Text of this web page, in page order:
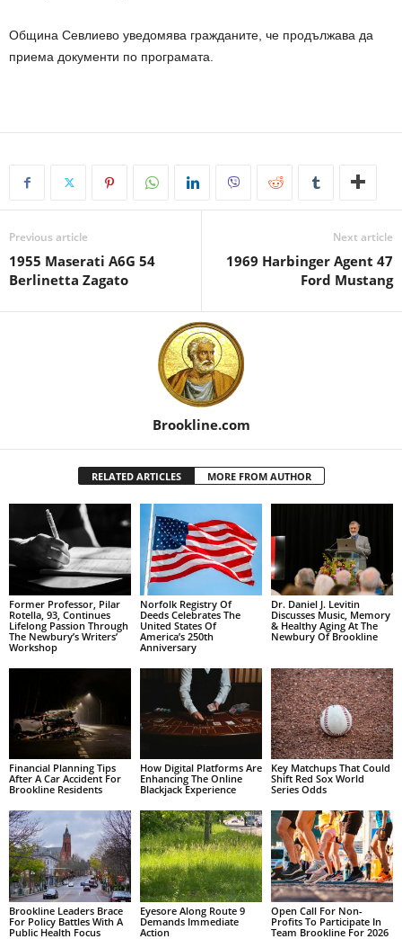
Община Севлиево уведомява гражданите, че продължава да
приема документи по програмата.
Previous article
1955 Maserati A6G 54
Berlinetta Zagato
Next article
1969 Harbinger Agent 47
Ford Mustang
Brookline.com
RELATED ARTICLES MORE FROM AUTHOR
Former Professor, Pilar
Rotella, 93, Continues
Lifelong Passion Through
The Newbury’s Writers’
Workshop
Norfolk Registry Of
Deeds Celebrates The
United States Of
America’s 250th
Anniversary
Dr. Daniel J. Levitin
Discusses Music, Memory
& Healthy Aging At The
Newbury Of Brookline
Financial Planning Tips
After A Car Accident For
Brookline Residents
How Digital Platforms Are
Enhancing The Online
Blackjack Experience
Key Matchups That Could
Shift Red Sox World
Series Odds
Brookline Leaders Brace
For Policy Battles With A
Public Health Focus
Eyesore Along Route 9
Demands Immediate
Action
Open Call For Non-
Profits To Participate In
Team Brookline For 2026